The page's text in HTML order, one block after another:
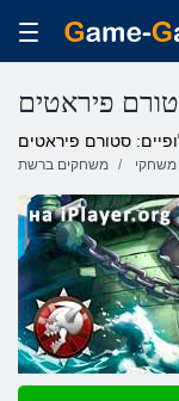
פיראטים
סטורם פיראטים
משחקים ברשת